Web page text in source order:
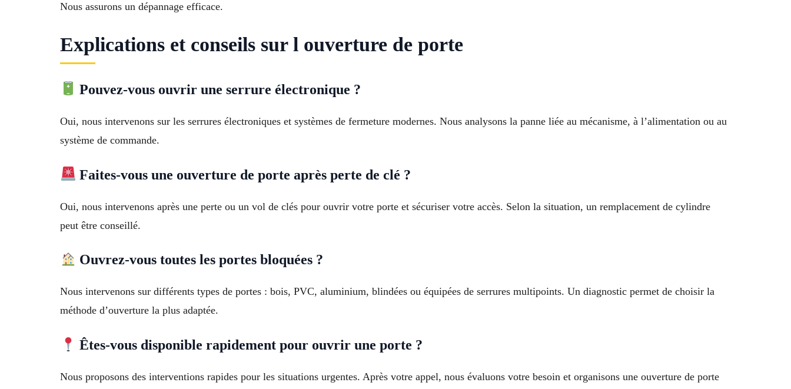
Nous assurons un dépannage efficace.
Explications et conseils sur l ouverture de porte
Pouvez-vous ouvrir une serrure électronique ?
Oui, nous intervenons sur les serrures électroniques et systèmes de fermeture modernes. Nous analysons la panne liée au mécanisme, à l’alimentation ou au
système de commande.
Faites-vous une ouverture de porte après perte de clé ?
Oui, nous intervenons après une perte ou un vol de clés pour ouvrir votre porte et sécuriser votre accès. Selon la situation, un remplacement de cylindre
peut être conseillé.
Ouvrez-vous toutes les portes bloquées ?
Nous intervenons sur différents types de portes : bois, PVC, aluminium, blindées ou équipées de serrures multipoints. Un diagnostic permet de choisir la
méthode d’ouverture la plus adaptée.
Êtes-vous disponible rapidement pour ouvrir une porte ?
Nous proposons des interventions rapides pour les situations urgentes. Après votre appel, nous évaluons votre besoin et organisons une ouverture de porte